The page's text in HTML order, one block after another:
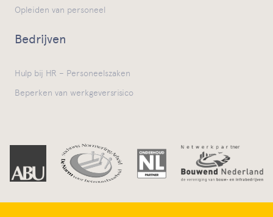
Opleiden van personeel
Bedrijven
Hulp bij HR – Personeelszaken
Beperken van werkgeversrisico